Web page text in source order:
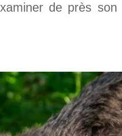
de près son